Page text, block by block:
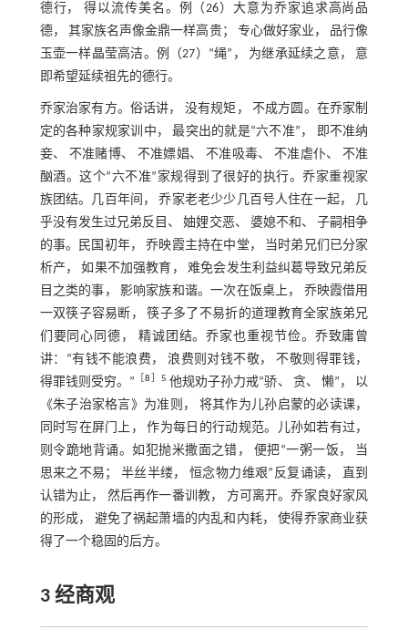
德行， 得以流传美名。例（26）大意为乔家追求高尚品
德， 其家族名声像金鼎一样高贵； 专心做好家业， 品行像
玉壶一样晶莹高洁。例（27）“绳”， 为继承延续之意， 意
即希望延续祖先的德行。
乔家治家有方。俗话讲， 没有规矩， 不成方圆。在乔家制
定的各种家规家训中， 最突出的就是“六不准”， 即不准纳
妾、 不准赌博、 不准嫖娼、 不准吸毒、 不准虐仆、 不准
酗酒。这个“六不准”家规得到了很好的执行。乔家重视家
族团结。几百年间， 乔家老老少少几百号人住在一起， 几
乎没有发生过兄弟反目、 妯娌交恶、 婆媳不和、 子嗣相争
的事。民国初年， 乔映霞主持在中堂， 当时弟兄们已分家
析产， 如果不加强教育， 难免会发生利益纠葛导致兄弟反
目之类的事， 影响家族和谐。一次在饭桌上， 乔映霞借用
一双筷子容易断， 筷子多了不易折的道理教育全家族弟兄
们要同心同德， 精诚团结。乔家也重视节俭。乔致庸曾
讲：“有钱不能浪费， 浪费则对钱不敬， 不敬则得罪钱，
得罪钱则受穷。”
［8 ］5 他规劝子孙力戒“骄、 贪、 懒”， 以
《朱子治家格言》为准则， 将其作为儿孙启蒙的必读课，
同时写在屏门上， 作为每日的行动规范。儿孙如若有过，
则令跪地背诵。如犯抛米撒面之错， 便把“一粥一饭， 当
思来之不易； 半丝半缕， 恒念物力维艰”反复诵读， 直到
认错为止， 然后再作一番训教， 方可离开。乔家良好家风
的形成， 避免了祸起萧墙的内乱和内耗， 使得乔家商业获
得了一个稳固的后方。
3 经商观